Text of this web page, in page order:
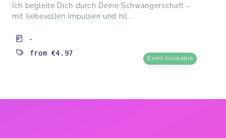
Ich begleite Dich durch Deine Schwangerschaft –
mit liebevollen Impulsen und hil...
-
from €4.97
Event bookable